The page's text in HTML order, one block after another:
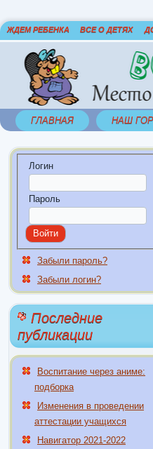
ЖДЕМ РЕБЕНКА ВСЕ О ДЕТЯХ
ГЛАВНАЯ НАШ
Логин
Пароль
Забыли пароль?
Забыли логин?
Последние
публикации
Воспитание через аниме:
подборка
Изменения в проведении
аттестации учащихся
Навигатор 2021-2022